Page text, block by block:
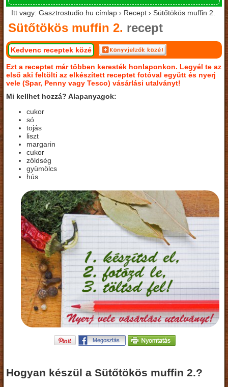
Itt vagy: Gasztrostudio.hu címlap › Recept › Sütőtökös muffin 2.
Sütőtökös muffin 2. recept
Kedvenc receptek közé
Ezt a receptet már többen keresték honlaponkon. Legyél te az
első aki feltölti az elkészített receptet fotóval együtt és nyerj
vele (Spar, Penny vagy Tesco) vásárlási utalványt!
Mi kellhet hozzá? Alapanyagok:
cukor
só
tojás
liszt
margarin
cukor
zöldség
gyümölcs
hús
Hogyan készül a Sütőtökös muffin 2.?